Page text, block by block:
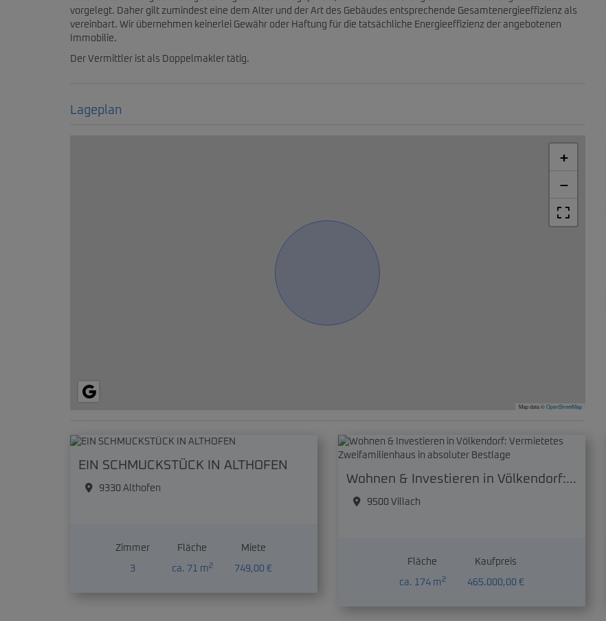
vorgelegt. Daher gilt zumindest eine dem Alter und der Art des Gebäudes entsprechende Gesamtenergieeffizienz als
vereinbart. Wir übernehmen keinerlei Gewähr oder Haftung für die tatsächliche Energieeffizienz der angebotenen
Immobilie.
Der Vermittler ist als Doppelmakler tätig.
Lageplan
+
−
Map data ©OpenStreetMap
EIN SCHMUCKSTÜCK IN ALTHOFEN
9330 Althofen
Zimmer
3
Fläche
ca. 71 m2
Miete
749,00 €
Wohnen & Investieren in Völkendorf: Vermietetes Zweifamilienhaus in absoluter Bestlage
9500 Villach
Fläche
ca. 174 m2
Kaufpreis
465.000,00 €